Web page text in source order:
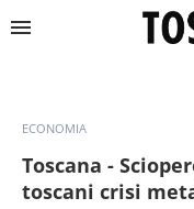
ECONOMIA
Toscana -
toscani crisi